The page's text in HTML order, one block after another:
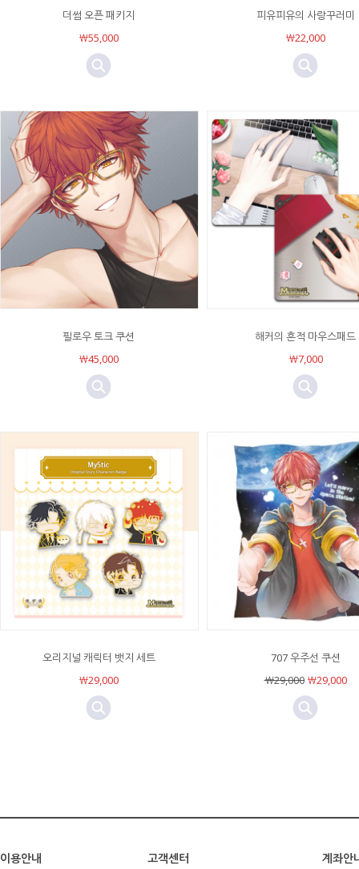
더썸 오픈 패키지
￦55,000
피유피유의 사랑꾸러미
￦22,000
필로우 토크 쿠션
￦45,000
해커의 흔적 마우스패드
￦7,000
오리지널 캐릭터 뱃지 세트
￦29,000
707 우주선 쿠션
￦29,000￦29,000
이용안내
고객센터 계좌안